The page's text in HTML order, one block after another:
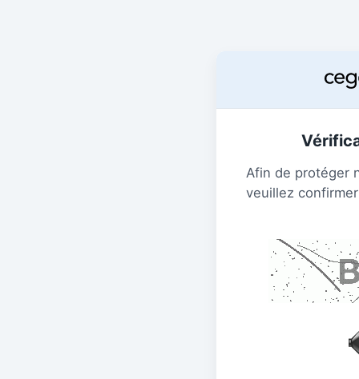
Afin de protéger
veuillez